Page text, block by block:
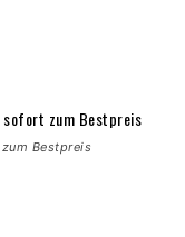
Bestpreis